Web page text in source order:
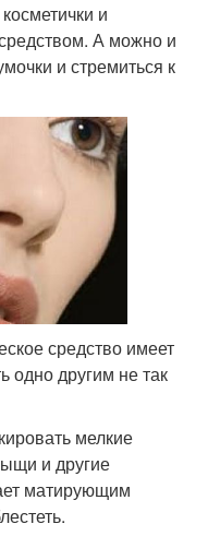
и
А можно и
и стремиться к
средство имеет
одно другим не так
мелкие
и другие
матирующим